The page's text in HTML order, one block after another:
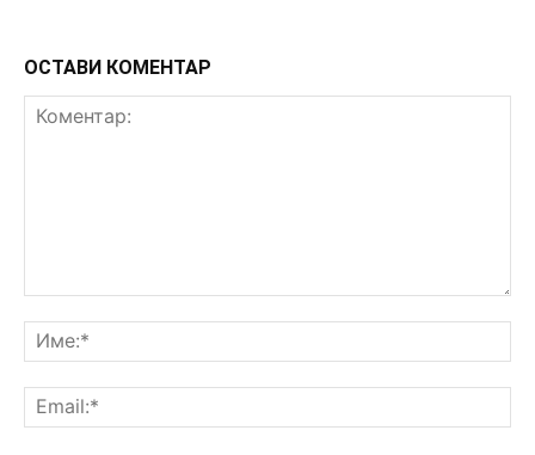
ОСТАВИ КОМЕНТАР